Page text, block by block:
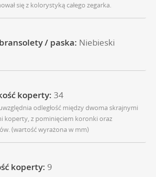
się z kolorystyką całego zegarka.
/ paska: Niebieski
koperty: 34
odległość między dwoma skrajnymi
koperty, z pominięciem koronki oraz
(wartość wyrażona w mm)
koperty: 9